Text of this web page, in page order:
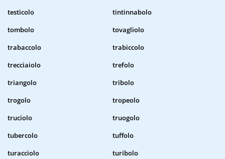
testicolo
tintinnabolo
tombolo
tovagliolo
trabaccolo
trabiccolo
trecciaiolo
trefolo
triangolo
tribolo
trogolo
tropeolo
truciolo
truogolo
tubercolo
tuffolo
turacciolo
turibolo